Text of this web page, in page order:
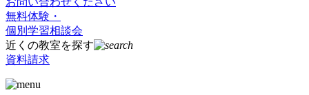
無料体験・
個別学習相談会
近くの教室を探す
資料請求